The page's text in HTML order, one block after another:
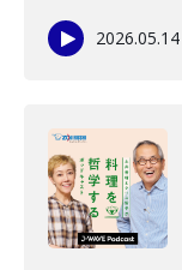
2026.05.14